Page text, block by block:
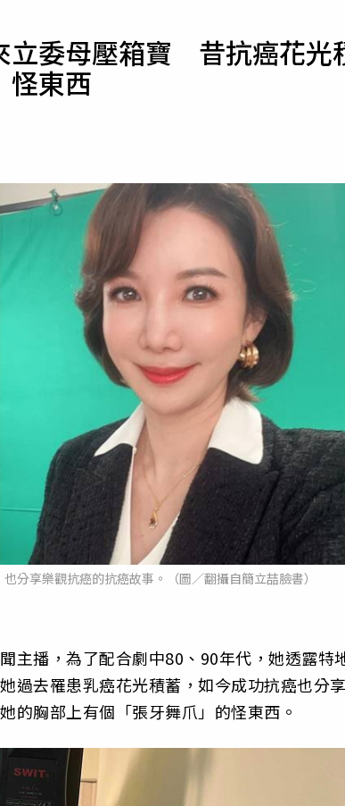
運勢
立委母壓箱寶 昔抗癌花光
怪東西
分享樂觀抗癌的抗癌故事。（圖／翻攝自簡立喆臉書）
主播，為了配合劇中80、90年代，她透露特
過去罹患乳癌花光積蓄，如今成功抗癌也分
的胸部上有個「張牙舞爪」的怪東西。